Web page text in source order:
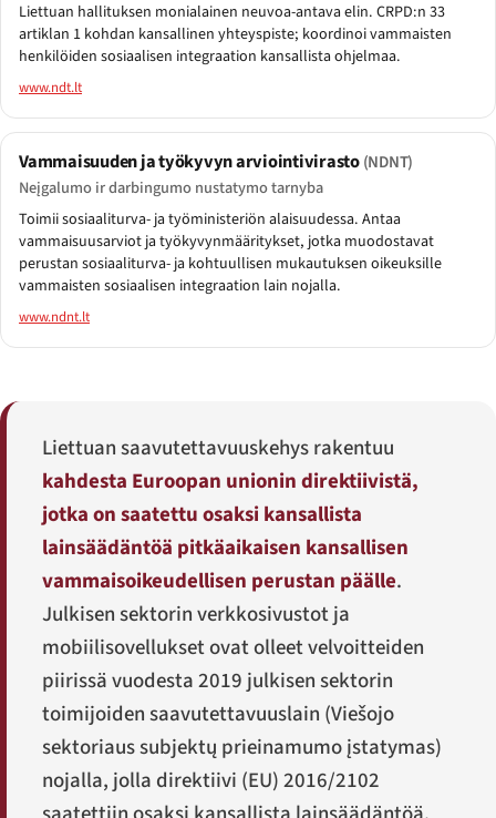
Liettuan hallituksen monialainen neuvoa-antava elin. CRPD:n 33
artiklan 1 kohdan kansallinen yhteyspiste; koordinoi vammaisten
henkilöiden sosiaalisen integraation kansallista ohjelmaa.
www.ndt.lt
Vammaisuuden ja työkyvyn arviointivirasto(NDNT)
Neįgalumo ir darbingumo nustatymo tarnyba
Toimii sosiaaliturva- ja työministeriön alaisuudessa. Antaa
vammaisuusarviot ja työkyvynmääritykset, jotka muodostavat
perustan sosiaaliturva- ja kohtuullisen mukautuksen oikeuksille
vammaisten sosiaalisen integraation lain nojalla.
www.ndnt.lt
Liettuan saavutettavuuskehys rakentuu
kahdesta Euroopan unionin direktiivistä,
jotka on saatettu osaksi kansallista
lainsäädäntöä pitkäaikaisen kansallisen
vammaisoikeudellisen perustan päälle.
Julkisen sektorin verkkosivustot ja
mobiilisovellukset ovat olleet velvoitteiden
piirissä vuodesta 2019 julkisen sektorin
toimijoiden saavutettavuuslain (Viešojo
sektoriaus subjektų prieinamumo įstatymas)
nojalla, jolla direktiivi (EU) 2016/2102